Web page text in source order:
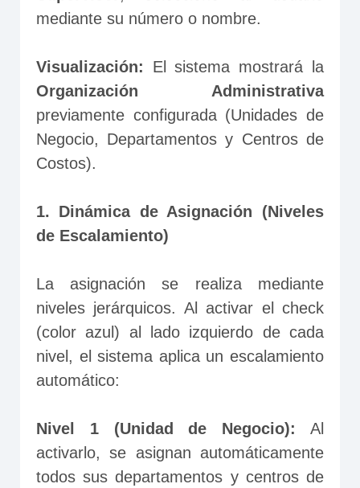
mediante su número o nombre.
Visualización:
El sistema mostrará la
Organización Administrativa
previamente configurada (Unidades de
Negocio, Departamentos y Centros de
Costos).
1. Dinámica de Asignación (Niveles
de Escalamiento)
La asignación se realiza mediante
niveles jerárquicos. Al activar el check
(color azul) al lado izquierdo de cada
nivel, el sistema aplica un escalamiento
automático:
Nivel 1 (Unidad de Negocio): Al
activarlo, se asignan automáticamente
todos sus departamentos y centros de